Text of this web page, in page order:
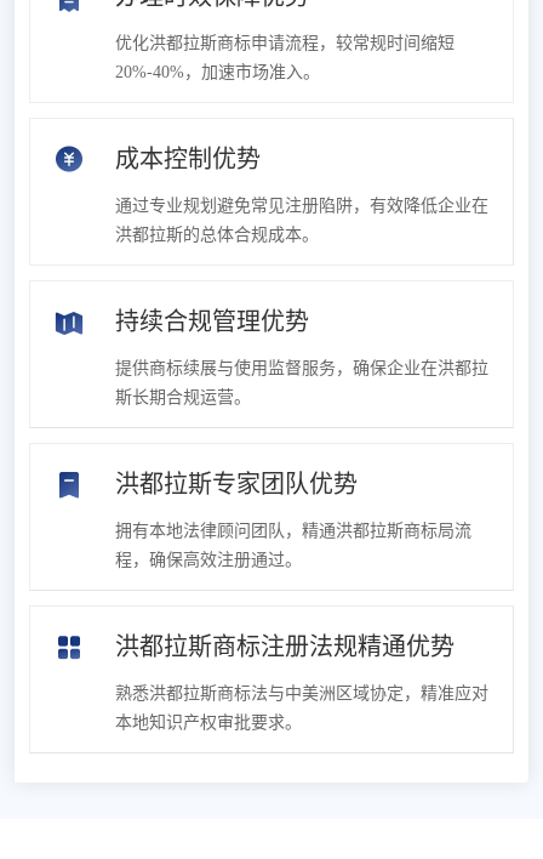
优化洪都拉斯商标申请流程，较常规时间缩短
20%-40%，加速市场准入。
成本控制优势
通过专业规划避免常见注册陷阱，有效降低企业在
洪都拉斯的总体合规成本。
持续合规管理优势
提供商标续展与使用监督服务，确保企业在洪都拉
斯长期合规运营。
洪都拉斯专家团队优势
拥有本地法律顾问团队，精通洪都拉斯商标局流
程，确保高效注册通过。
洪都拉斯商标注册法规精通优势
熟悉洪都拉斯商标法与中美洲区域协定，精准应对
本地知识产权审批要求。